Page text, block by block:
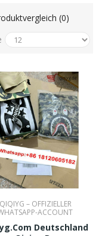
(0)
QIQIYG – OFFIZIELLER
ACCOUNT
Deutschland